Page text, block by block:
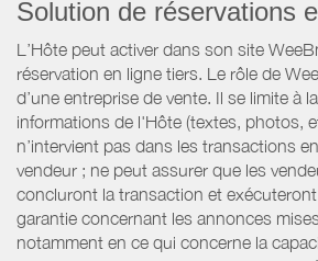
Solution de réservations
L’Hôte peut activer dans son site
réservation en ligne tiers. Le rôle de
d’une entreprise de vente. Il se limite à
informations de l'Hôte (textes, photos,
n’intervient pas dans les transactions
vendeur ; ne peut assurer que les
concluront la transaction et
garantie concernant les annonces
notamment en ce qui concerne la